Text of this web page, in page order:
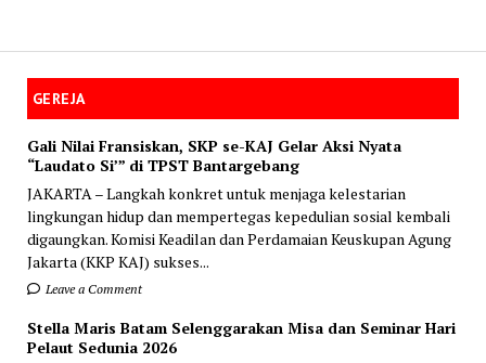
GEREJA
Gali Nilai Fransiskan, SKP se-KAJ Gelar Aksi Nyata
“Laudato Si’” di TPST Bantargebang
JAKARTA – Langkah konkret untuk menjaga kelestarian
lingkungan hidup dan mempertegas kepedulian sosial kembali
digaungkan. Komisi Keadilan dan Perdamaian Keuskupan Agung
Jakarta (KKP KAJ) sukses...
Leave a Comment
Stella Maris Batam Selenggarakan Misa dan Seminar Hari
Pelaut Sedunia 2026